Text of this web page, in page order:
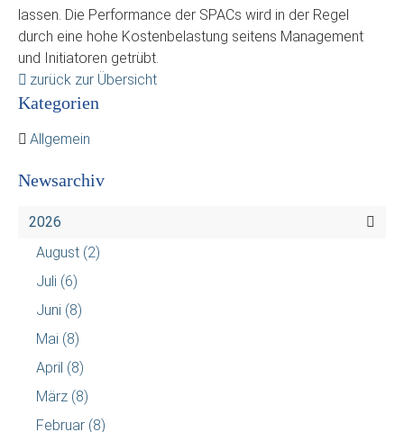
lassen. Die Performance der SPACs wird in der Regel
durch eine hohe Kostenbelastung seitens Management
und Initiatoren getrübt.
zurück zur Übersicht
Kategorien
Allgemein
Newsarchiv
2026
August (2)
Juli (6)
Juni (8)
Mai (8)
April (8)
März (8)
Februar (8)